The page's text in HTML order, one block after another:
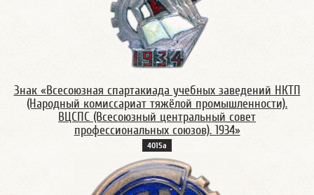
Знак «Всесоюзная спартакиада учебных заведений НКТП
(Народный комиссариат тяжёлой промышленности).
ВЦСПС (Всесоюзный центральный совет
профессиональных союзов). 1934»
4015а